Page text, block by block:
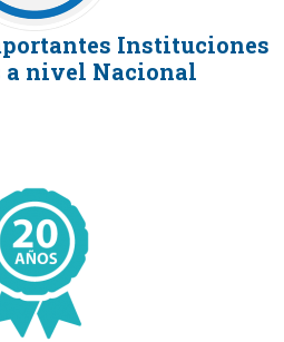
Instituciones
a nivel Nacional